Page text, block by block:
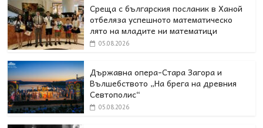
Среща с българския посланик в Ханой
отбеляза успешното математическо
лято на младите ни математици
05.08.2026
Държавна опера-Стара Загора и
Вълшебството „На брега на древния
Севтополис“
05.08.2026